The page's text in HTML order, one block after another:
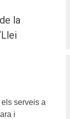
la
serveis a
i